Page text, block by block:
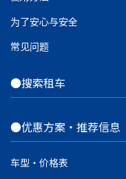
为了安心与安全
常见问题
●搜索租车
●优惠方案・推荐信息
车型・价格表